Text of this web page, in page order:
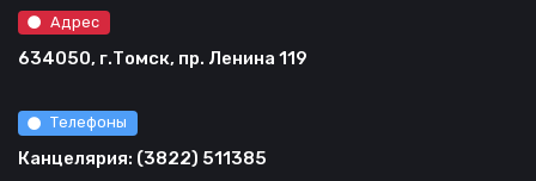
Адрес
634050, г.Томск, пр. Ленина 119
Телефоны
Канцелярия: (3822) 511385